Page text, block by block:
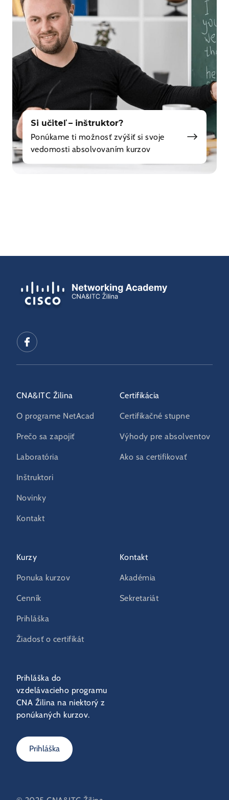
Si učiteľ – inštruktor?
Ponúkame ti možnosť zvýšiť si svoje
vedomosti absolvovaním kurzov
CNA&ITC Žilina
O programe NetAcad
Prečo sa zapojiť
Laboratória
Inštruktori
Novinky
Kontakt
Certifikácia
Certifikačné stupne
Výhody pre absolventov
Ako sa certifikovať
Kurzy
Ponuka kurzov
Cenník
Prihláška
Žiadosť o certifikát
Kontakt
Akadémia
Sekretariát
Prihláška do
vzdelávacieho programu
CNA Žilina na niektorý z
ponúkaných kurzov.
Prihláška